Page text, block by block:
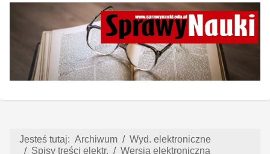
Jesteś tutaj: Archiwum
Wyd. elektroniczne
Spisy treści elektr.
Wersja elektroniczna